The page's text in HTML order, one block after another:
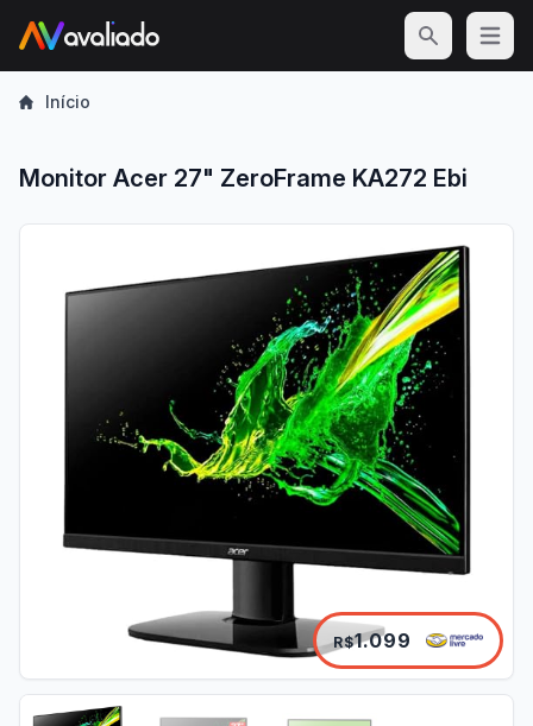
Open
Início
Monitor Acer 27" ZeroFrame KA272 Ebi
R$1.099